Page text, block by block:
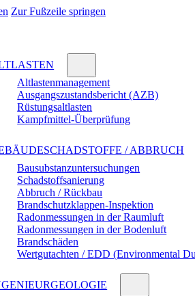
Zur Fußzeile springen
Altlasten­manage­ment
Ausgangs­zustands­bericht (AZB)
Rüstungs­altlasten
Kampf­mittel-Über­prüfung
/ ABBRUCH
Bau­substanz­unter­suchungen
Schadstoff­sanierung
Abbruch / Rückbau
Brandschutz­klappen-Inspektion
Radon­messungen in der Raum­luft
Radon­messungen in der Boden­luft
Brand­schäden
Wert­gutachten / EDD (Environ­mental